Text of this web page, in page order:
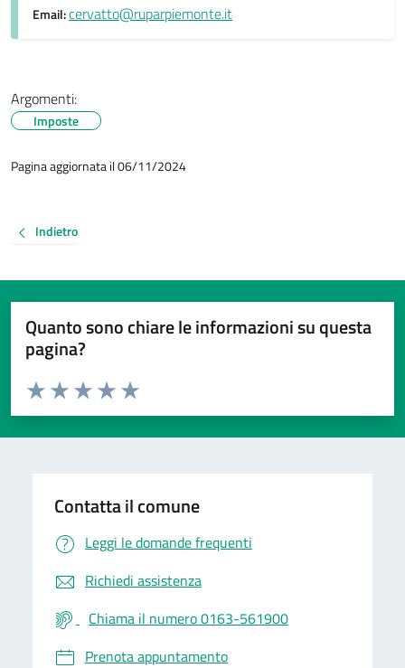
Email:cervatto@ruparpiemonte.it
Argomenti:
Imposte
Pagina aggiornata il 06/11/2024
Indietro
Quanto sono chiare le informazioni su questa
pagina?
Valuta da 1 a 5 stelle la pagina
Valuta 5 stelle su 5
Valuta 4 stelle su 5
Valuta 3 stelle su 5
Valuta 2 stelle su 5
Valuta 1 stelle su 5
Contatta il comune
Leggi le domande frequenti
Richiedi assistenza
Chiama il numero 0163-561900
Prenota appuntamento